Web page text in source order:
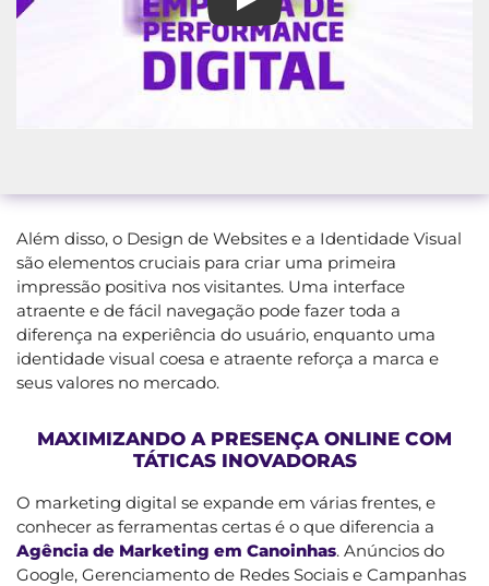
Agência de Marketing em
Além disso, o Design de Websites e a Identidade Visual
são elementos cruciais para criar uma primeira
impressão positiva nos visitantes. Uma interface
atraente e de fácil navegação pode fazer toda a
diferença na experiência do usuário, enquanto uma
identidade visual coesa e atraente reforça a marca e
seus valores no mercado.
MAXIMIZANDO A PRESENÇA ONLINE COM
TÁTICAS INOVADORAS
O marketing digital se expande em várias frentes, e
conhecer as ferramentas certas é o que diferencia a
Agência de Marketing em Canoinhas. Anúncios do
Google, Gerenciamento de Redes Sociais e Campanhas